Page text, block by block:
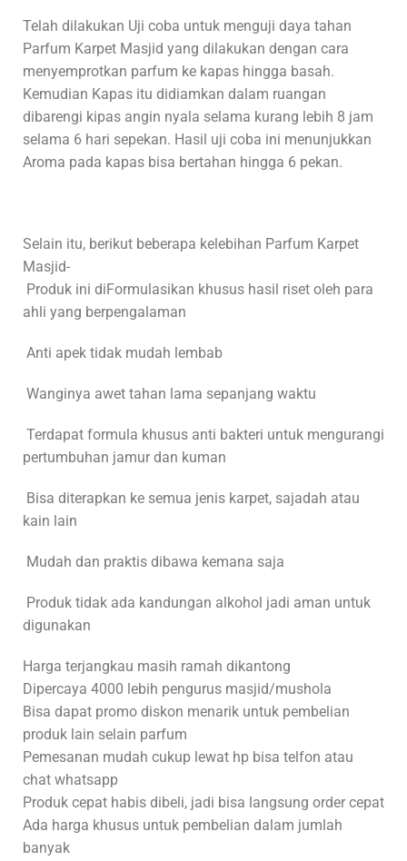
Telah dilakukan Uji coba untuk menguji daya tahan
Parfum Karpet Masjid yang dilakukan dengan cara
menyemprotkan parfum ke kapas hingga basah.
Kemudian Kapas itu didiamkan dalam ruangan
dibarengi kipas angin nyala selama kurang lebih 8 jam
selama 6 hari sepekan. Hasil uji coba ini menunjukkan
Aroma pada kapas bisa bertahan hingga 6 pekan.
Selain itu, berikut beberapa kelebihan Parfum Karpet
Masjid-
Produk ini diFormulasikan khusus hasil riset oleh para
ahli yang berpengalaman
Anti apek tidak mudah lembab
Wanginya awet tahan lama sepanjang waktu
Terdapat formula khusus anti bakteri untuk mengurangi
pertumbuhan jamur dan kuman
Bisa diterapkan ke semua jenis karpet, sajadah atau
kain lain
Mudah dan praktis dibawa kemana saja
Produk tidak ada kandungan alkohol jadi aman untuk
digunakan
Harga terjangkau masih ramah dikantong
Dipercaya 4000 lebih pengurus masjid/mushola
Bisa dapat promo diskon menarik untuk pembelian
produk lain selain parfum
Pemesanan mudah cukup lewat hp bisa telfon atau
chat whatsapp
Produk cepat habis dibeli, jadi bisa langsung order cepat
Ada harga khusus untuk pembelian dalam jumlah
banyak